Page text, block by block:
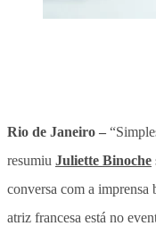
Rio de Janeiro –
resumiu Juliette Binoche
conversa com a
atriz francesa está no